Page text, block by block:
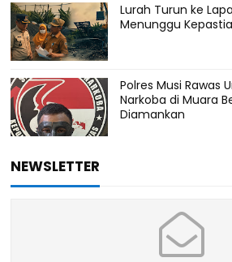
Lurah Turun ke
Menunggu
Polres Musi Rawas
Narkoba di Muara
Diamankan
NEWSLETTER